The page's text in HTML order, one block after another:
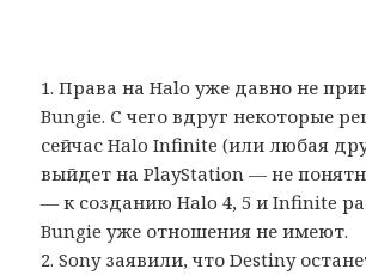
1. Права на Halo уже давно не
Bungie. С чего вдруг некоторые
сейчас Halo Infinite (или любая
выйдет на PlayStation — не
— к созданию Halo 4, 5 и Infinite
Bungie уже отношения не имеют.
2. Sony заявили, что Destiny